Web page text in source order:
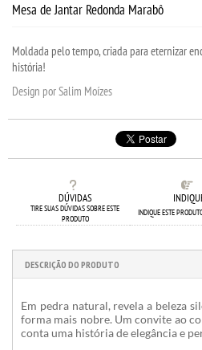
Mesa de Jantar Redonda Marabô
Moldada pelo tempo, criada para eternizar
história!
Design por Salim Moízes
DÚVIDAS
TIRE SUAS DÚVIDAS SOBRE ESTE
PRODUTO
INDIQUE ESTE
DESCRIÇÃO DO PRODUTO
Em pedra natural, revela a beleza
forma mais nobre. Um convite ao
conta uma história de elegância e